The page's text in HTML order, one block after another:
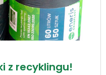
z recyklingu!